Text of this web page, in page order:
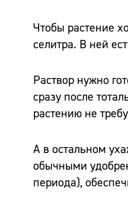
Чтобы растение
селитра. В ней
Раствор нужно
сразу после
растению не
А в остальном
обычными
периода),